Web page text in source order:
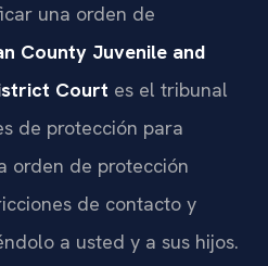
una orden de
County Juvenile and
Court es el tribunal
de protección para
orden de protección
de contacto y
a usted y a sus hijos.